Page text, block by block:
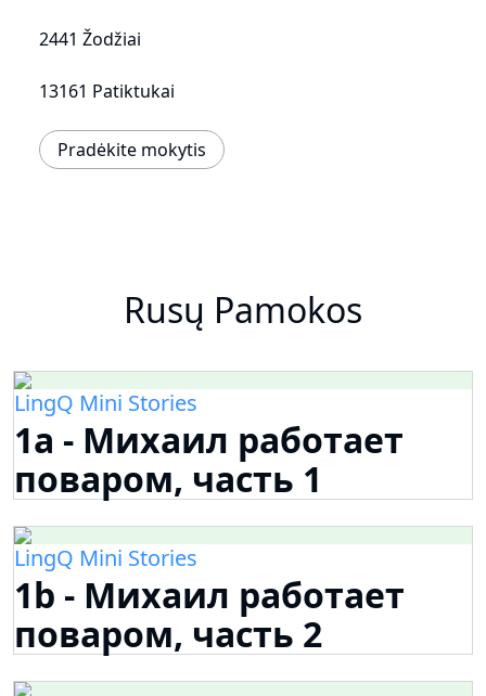
2441 Žodžiai
13161 Patiktukai
Pradėkite mokytis
Rusų Pamokos
LingQ Mini Stories
1a - Михаил работает
поваром, часть 1
LingQ Mini Stories
1b - Михаил работает
поваром, часть 2